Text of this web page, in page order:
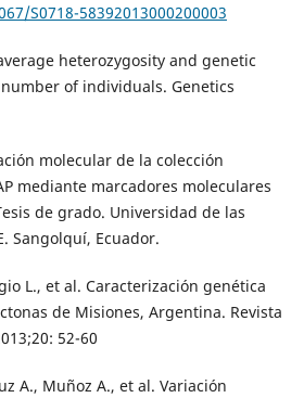
S0718-58392013000200003
heterozygosity and genetic
of individuals. Genetics
molecular de la colección
mediante marcadores moleculares
de grado. Universidad de las
Sangolquí, Ecuador.
L., et al. Caracterización genética
de Misiones, Argentina. Revista
52-60
A., Muñoz A., et al. Variación